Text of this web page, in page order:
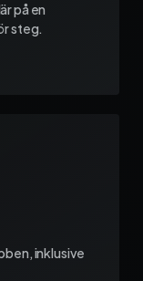
på en
steg.
inklusive